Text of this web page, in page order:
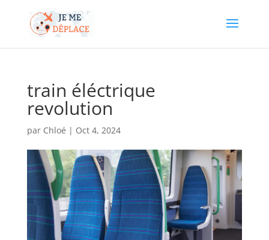
train éléctrique
revolution
par Chloé | Oct 4, 2024